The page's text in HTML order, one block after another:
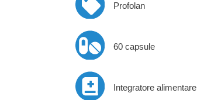
Profolan
60 capsule
Integratore alimentare